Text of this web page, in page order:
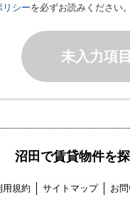
リシーを必ずお読みください
未入力項
沼田で賃貸物件を
用規約 サイトマップ お